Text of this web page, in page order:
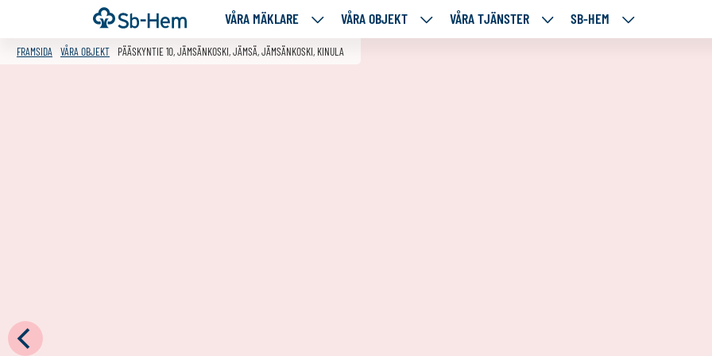
Till
innehållet
Framsida VÅRA MÄKLARE
VÅRA
MÄKLARE
VÅRA OBJEKT
VÅRA VÅRA TJÄNSTER
VÅRASB-HEM
SB-
FRAMSIDA VÅRA OBJEKT PÄÄSKYNTIE 10, JÄMSÄNKOSKI, JÄMSÄ, JÄMSÄNKOSKI, KINULA